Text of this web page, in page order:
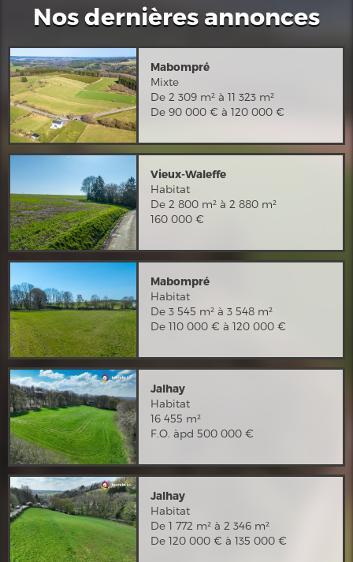
Nos dernières annonces
Mabompré
Mixte
De 2 309 m² à 11 323 m²
De 90 000 € à 120 000 €
Vieux-Waleffe
Habitat
De 2 800 m² à 2 880 m²
160 000 €
Mabompré
Habitat
De 3 545 m² à 3 548 m²
De 110 000 € à 120 000 €
Jalhay
Habitat
16 455 m²
F.O. àpd 500 000 €
Jalhay
Habitat
De 1 772 m² à 2 346 m²
De 120 000 € à 135 000 €